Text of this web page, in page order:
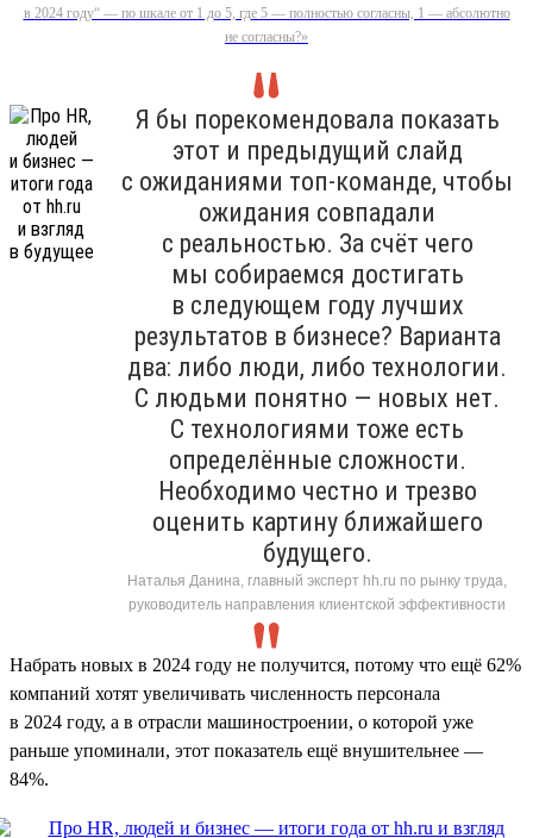
в 2024 году“ — по шкале от 1 до 5, где 5 — полностью согласны, 1 — абсолютно
не согласны?»
Я бы порекомендовала показать
этот и предыдущий слайд
с ожиданиями топ-команде, чтобы
ожидания совпадали
с реальностью. За счёт чего
мы собираемся достигать
в следующем году лучших
результатов в бизнесе? Варианта
два: либо люди, либо технологии.
С людьми понятно — новых нет.
С технологиями тоже есть
определённые сложности.
Необходимо честно и трезво
оценить картину ближайшего
будущего.
Наталья Данина, главный эксперт hh.ru по рынку труда,
руководитель направления клиентской эффективности
Набрать новых в 2024 году не получится, потому что ещё 62%
компаний хотят увеличивать численность персонала
в 2024 году, а в отрасли машиностроении, о которой уже
раньше упоминали, этот показатель ещё внушительнее —
84%.